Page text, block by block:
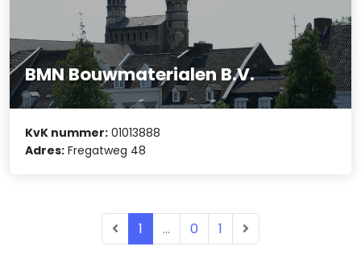
BMN Bouwmaterialen B.V.
KvK nummer: 01013888
Adres: Fregatweg 48
1 ... 0 1